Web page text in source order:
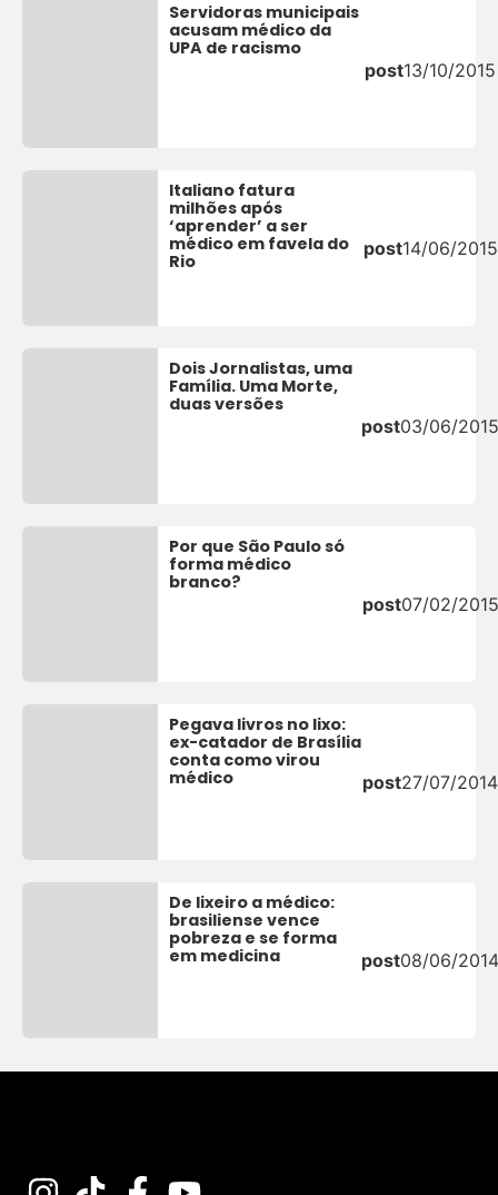
Servidoras municipais
acusam médico da
UPA de racismo
post13/10/2015
Italiano fatura
milhões após
‘aprender’ a ser
médico em favela do
Rio
post14/06/2015
Dois Jornalistas, uma
Família. Uma Morte,
duas versões
post03/06/
Por que São Paulo só
forma médico
branco?
post07/02/2015
Pegava livros no lixo:
ex-catador de Brasília
conta como virou
médico
post27/07/2014
De lixeiro a médico:
brasiliense vence
pobreza e se forma
em medicina
post08/06/